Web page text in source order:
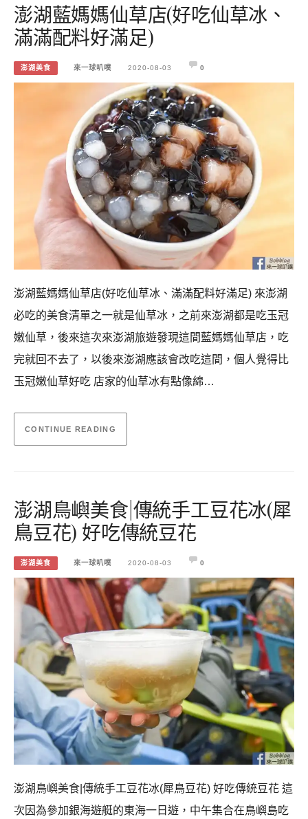
澎湖藍媽媽仙草店(好吃仙草冰、
滿滿配料好滿足)
澎湖美食 來一球叭噗 2020-08-03 0
澎湖藍媽媽仙草店(好吃仙草冰、滿滿配料好滿足) 來澎湖
必吃的美食清單之一就是仙草冰，之前來澎湖都是吃玉冠
嫩仙草，後來這次來澎湖旅遊發現這間藍媽媽仙草店，吃
完就回不去了，以後來澎湖應該會改吃這間，個人覺得比
玉冠嫩仙草好吃 店家的仙草冰有點像綿…
CONTINUE READING
澎湖鳥嶼美食|傳統手工豆花冰(犀
鳥豆花) 好吃傳統豆花
澎湖美食 來一球叭噗 2020-08-03 0
澎湖鳥嶼美食|傳統手工豆花冰(犀鳥豆花) 好吃傳統豆花 這
次因為參加銀海遊艇的東海一日遊，中午集合在鳥嶼島吃